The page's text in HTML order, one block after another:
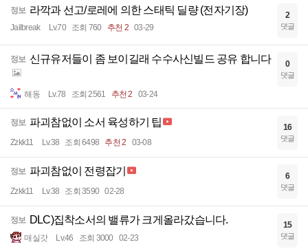
정보 라깍과 선고/로레에 의한 스태틱 딜량 (전자기장)
Jailbreak Lv.70 조회 760 추천 2 03-29
2
댓글
정보 신규유저들이 좀 보이길래 수수사신빌드 공유 합니다
해동 Lv.78 조회 2561 추천 2 03-24
0
댓글
정보 파괴참없이 소서 육성하기 팁
Zzkk11 Lv.38 조회 6498 추천 2 03-08
16
댓글
정보 파괴참없이 전령잡기
Zzkk11 Lv.38 조회 3590 02-28
6
댓글
정보 DLC)집착소서의 밸류가 크게올라갔습니다.
매실갓 Lv.46 조회 3000 02-23
15
댓글